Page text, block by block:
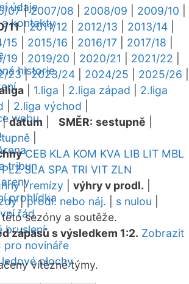
údaje
a kontakty
historie
webu
tribun
prohlídka
řád
bruslení
pro novináře
ledové plochy
07|2007/08 2008/09 2009/10
11|2011/12 2012/13 2013/14
15
2015/16 2016/17 2017/18
19
2019/20 2020/21 2021/22
23|2023/24 2024/25 2025/26
1.liga 2.liga západ
2.liga
2.liga východ
|datum SMĚR: sestupně
CEB KLA KOM KVA LIB LIT MBL
PLZ SLA SPA TRI VIT ZLN
|remízy výhry v prodl.
|prodl. nebo náj. s nulou
sezóny a soutěže.
zápasů s výsledkem 1:2. Zobrazit
vítězné týmy.